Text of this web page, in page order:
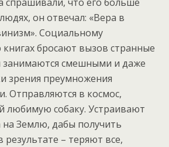
он отвечал: «Вера в
Социальному
бросают вызов странные
смешными и даже
зрения преумножения
Отправляются в космос,
любимую собаку. Устраивают
Землю, дабы получить
результате – теряют все,